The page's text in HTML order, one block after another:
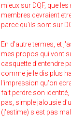
mieux sur DQF, que
membres devraient
parce qu'ils sont sur
En d'autre termes, et
mes propos qui vont
casquette d'entendre
comme je le dis plus
l'impression qu'on
fait perdre son identité,
pas, simple jalousie
(j'estime) s'est pas mal